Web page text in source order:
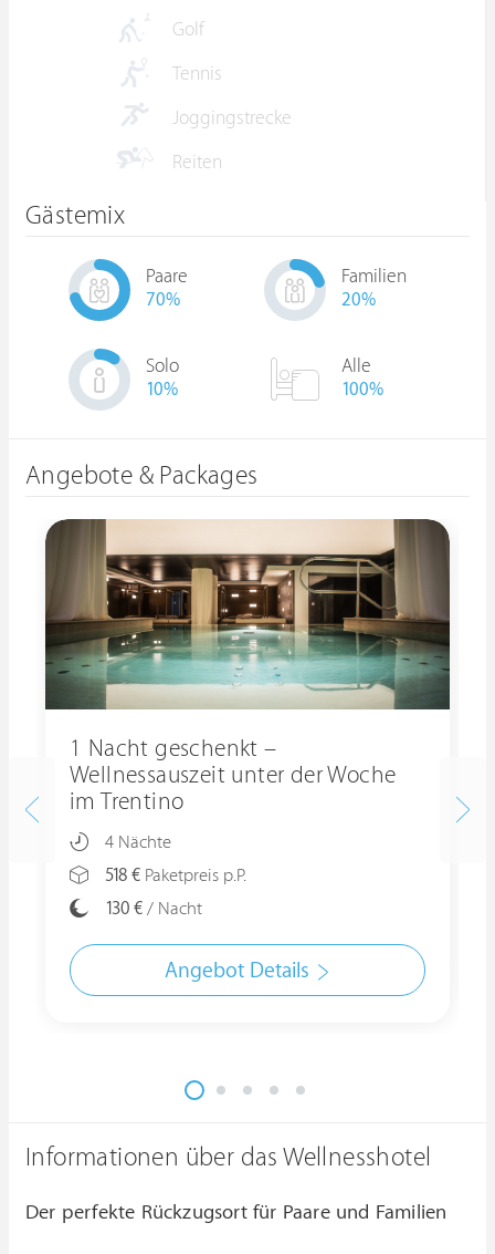
Golf
Tennis
Joggingstrecke
Reiten
Gästemix
Paare
70%
Familien
20%
Solo
10%
Alle
100%
Angebote & Packages
1 Nacht geschenkt –
Wellnessauszeit unter der Woche
im Trentino
4 Nächte
518 € Paketpreis p.P.
130 € / Nacht
Angebot Details
Informationen über das Wellnesshotel
Der perfekte Rückzugsort für Paare und Familien